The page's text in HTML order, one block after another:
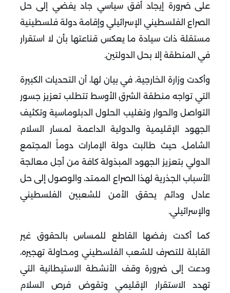
على ضرورة إيجاد أفق سياسي جاد يفضي إلى حل
الصراع الفلسطيني الإسرائيلي وإقامة دولة فلسطينية
مستقلة ذات سيادة ما يعكس قناعتها بأن لا استقرار
في المنطقة إلا بحل الدولتين.
وأكدت وزارة الخارجية، في بيان لها، أن التحديات الكبيرة
التي تواجه منطقة الشرق الأوسط تتطلب تعزيز جسور
التواصل والحوار وتغليب الحلول الدبلوماسية وتكثيف
الجهود الإقليمية والدولية الداعمة لمسار السلام
الشامل، حيث طالبت دولة الإمارات دوماً المجتمع
الدولي بتعزيز الجهود المبذولة كافة من أجل معالجة
الأسباب الجذرية لهذا الصراع الممتد، والوصول إلى حل
عادل ودائم يحقق الأمن للشعبين الفلسطيني
والإسرائيلي.
كما أكدت رفضها القاطع للمساس بالحقوق غير
القابلة للتصرف للشعب الفلسطيني ومحاولة تهجيره،
ودعت إلى ضرورة وقف الأنشطة الاستيطانية التي
تهدد الاستقرار الإقليمي وتقوض فرص السلام